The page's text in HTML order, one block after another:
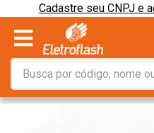
Cadastre seu CNPJ e